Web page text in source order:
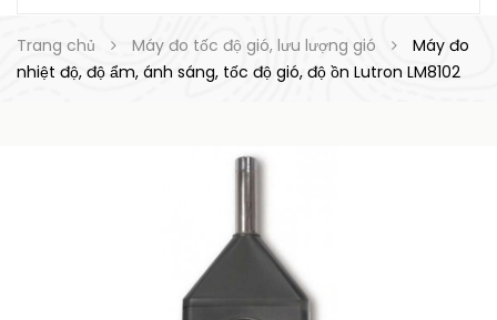
Trang chủ Máy đo tốc độ gió, lưu lượng gió
Máy đo
nhiệt độ, độ ẩm, ánh sáng, tốc độ gió, độ ồn Lutron LM8102